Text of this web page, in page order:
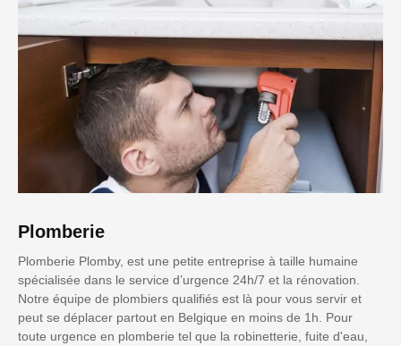
Plomberie
Plomberie Plomby, est une petite entreprise à taille humaine
spécialisée dans le service d’urgence 24h/7 et la rénovation.
Notre équipe de plombiers qualifiés est là pour vous servir et
peut se déplacer partout en Belgique en moins de 1h. Pour
toute urgence en plomberie tel que la robinetterie, fuite d'eau,